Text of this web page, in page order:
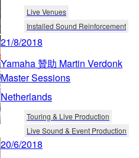
Live Venues
Installed Sound Reinforcement
21/8/2018
Yamaha 贊助 Martin Verdonk
Master Sessions
Netherlands
Touring & Live Production
Live Sound & Event Production
20/6/2018